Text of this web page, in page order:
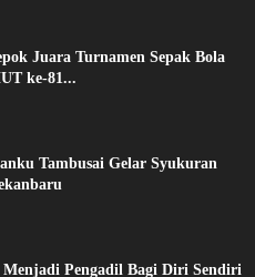
Juara Turnamen Sepak Bola
ke-81...
Tambusai Gelar Syukuran
Pengadil Bagi Diri Sendiri